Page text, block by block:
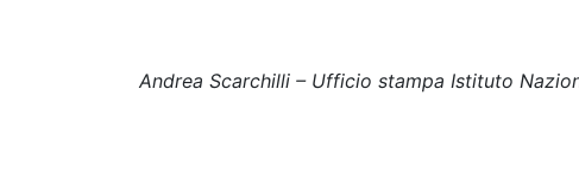
Andrea Scarchilli – Ufficio stampa Istituto